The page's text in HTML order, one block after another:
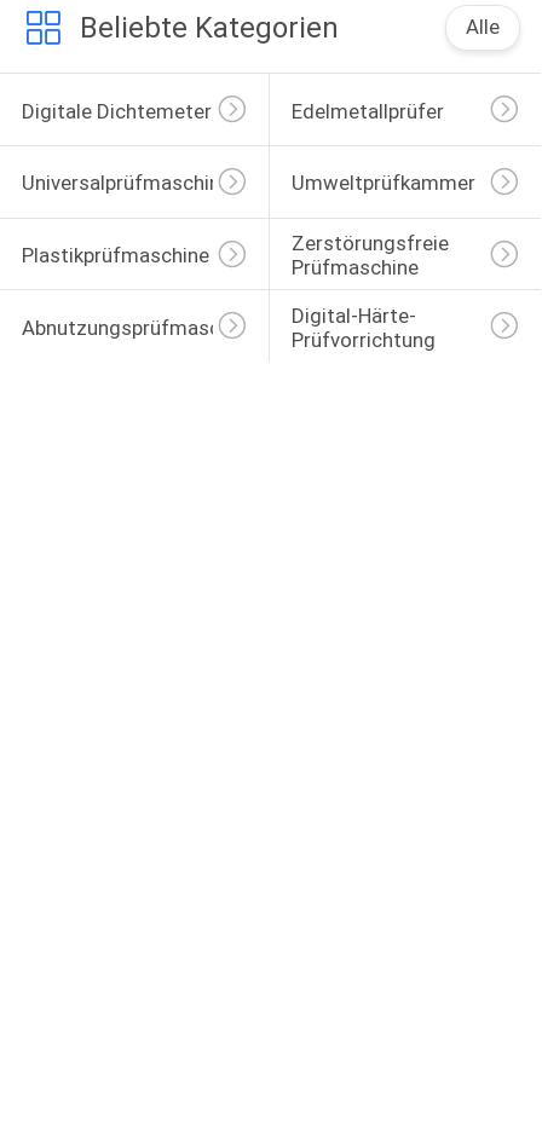
Beliebte Kategorien Alle
Digitale Dichtemeter Edelmetallprüfer
Universalprüfmaschine Umweltprüfkammer
Plastikprüfmaschine
Zerstörungsfreie
Prüfmaschine
Abnutzungsprüfmaschine
Digital-Härte-
Prüfvorrichtung